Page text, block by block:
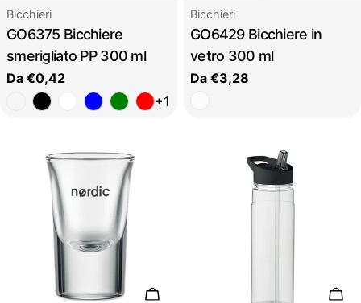
Tipo:
Bicchieri
GO6375 Bicchiere
smerigliato PP 300 ml
Prezzo
regolare
Da €0,42
+1
Tipo:
Bicchieri
GO6429 Bicchiere in
vetro 300 ml
Prezzo
Da €3,28
Scegli le opzioni